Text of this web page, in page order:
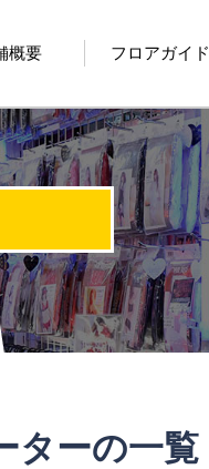
概要 フロアガイド
ターの一覧